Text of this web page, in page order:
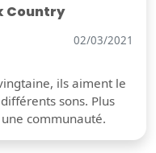
Country
02/03/2021
ils aiment le
sons. Plus
communauté.